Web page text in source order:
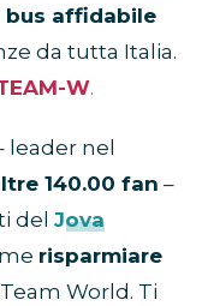
bus affidabile
da tutta Italia.
W.
leader nel
140.00 fan –
del Jova
risparmiare
World. Ti